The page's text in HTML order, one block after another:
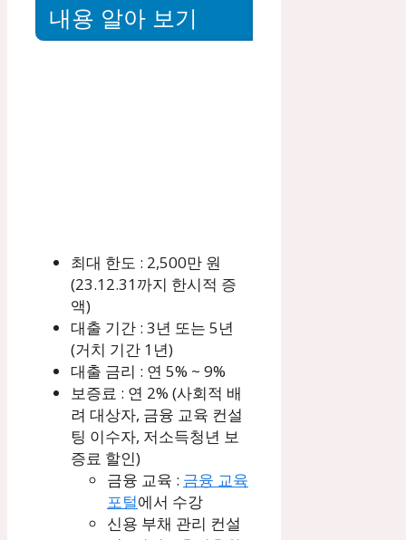
내용 알아 보기
최대 한도 : 2,500만 원
(23.12.31까지 한시적 증
액)
대출 기간 : 3년 또는 5년
(거치 기간 1년)
대출 금리 : 연 5% ~ 9%
보증료 : 연 2% (사회적 배
려 대상자, 금융 교육 컨설
팅 이수자, 저소득청년 보
증료 할인)
금융 교육 : 금융 교육
포털에서 수강
신용 부채 관리 컨설